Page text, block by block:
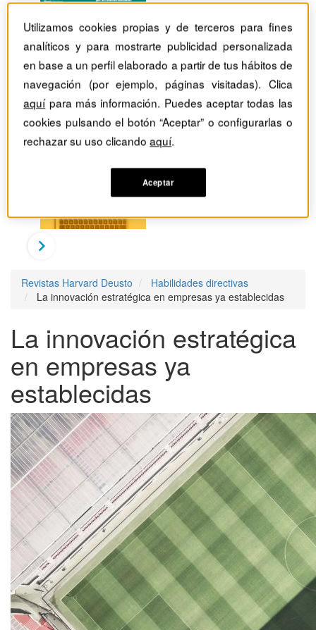
Revistas Harvard Deusto
Habilidades directivas
La innovación estratégica en empresas ya establecidas
La innovación estratégica
en empresas ya
establecidas
Utilizamos cookies propias y de terceros para fines
analíticos y para mostrarte publicidad personalizada
en base a un perfil elaborado a partir de tus hábitos de
navegación (por ejemplo, páginas visitadas). Clica
aquípara más información. Puedes aceptar todas las
cookies pulsando el botón “Aceptar” o configurarlas o
rechazar su uso clicandoaquí.
Aceptar